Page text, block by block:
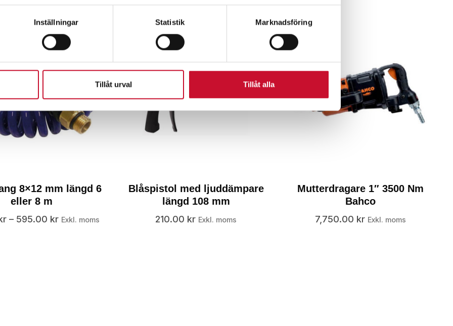
Inställningar Statistik Marknadsföring
Tillåt urval Tillåt alla
8×12 mm längd 6
eller 8 m
– 595.00 kr Exkl. moms
Blåspistol med ljuddämpare
längd 108 mm
210.00 kr Exkl. moms
Mutterdragare 1″ 3500 Nm
Bahco
7,750.00 kr Exkl. moms